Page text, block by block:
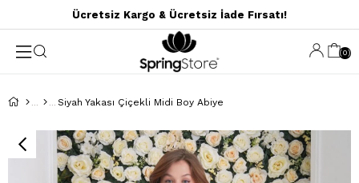
Ücretsiz Kargo & Ücretsiz İade Fırsatı!
0
Siyah Yakası Çiçekli Midi Boy Abiye